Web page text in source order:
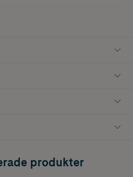
produkter